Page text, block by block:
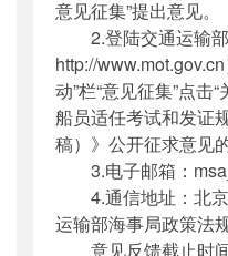
意见征集”提出意见。
2.登陆交通运输部
http://
动”栏“意见征集”点击
船员适任考试和发证
稿）》公开征求意见
3.电子邮箱：
4.通信地址：北京
运输部海事局政策法
意见反馈截止时间